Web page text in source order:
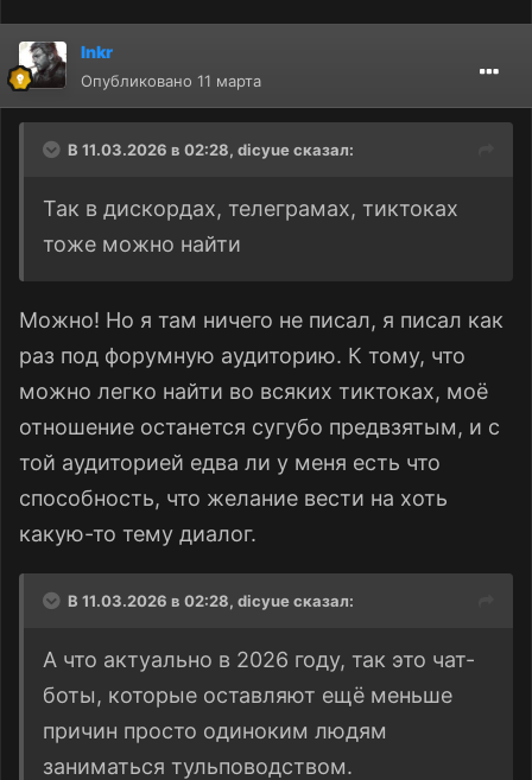
lnkr
Опубликовано 11 марта
В 11.03.2026 в 02:28, dicyueсказал:
Так в дискордах, телеграмах, тиктоках
тоже можно найти
Можно! Но я там ничего не писал, я писал как
раз под форумную аудиторию. К тому, что
можно легко найти во всяких тиктоках, моё
отношение останется сугубо предвзятым, и с
той аудиторией едва ли у меня есть что
способность, что желание вести на хоть
какую-то тему диалог.
В 11.03.2026 в 02:28, dicyueсказал:
А что актуально в 2026 году, так это чат-
боты, которые оставляют ещё меньше
причин просто одиноким людям
заниматься тульповодством.